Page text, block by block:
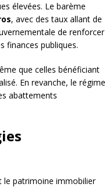
élevées. Le barème
, avec des taux allant de
de renforcer
finances publiques.
que celles bénéficiant
En revanche, le régime
abattements
le patrimoine immobilier